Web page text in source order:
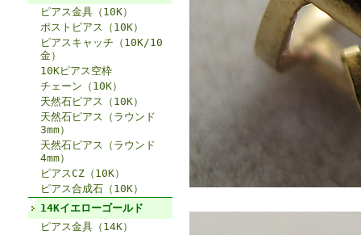
ピアス金具（10K）
ポストピアス（10K）
ピアスキャッチ（10K/10
金）
10Kピアス空枠
チェーン（10K）
天然石ピアス（10K）
天然石ピアス（ラウンド
3mm）
天然石ピアス（ラウンド
4mm）
ピアスCZ（10K）
ピアス合成石（10K）
14Kイエローゴールド
ピアス金具（14K）